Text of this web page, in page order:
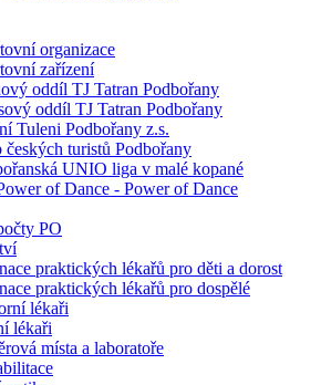
organizace
zařízení
oddíl TJ Tatran Podbořany
oddíl TJ Tatran Podbořany
Tuleni Podbořany z.s.
turistů Podbořany
UNIO liga v malé kopané
of Dance - Power of Dance
PO
praktických lékařů pro děti a dorost
praktických lékařů pro dospělé
lékaři
lékaři
místa a laboratoře